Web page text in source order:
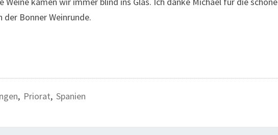
der Bonner Weinrunde.
, Priorat, Spanien